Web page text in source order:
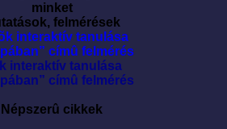
minket
felmérések
interaktív tanulása
címû felmérés
Népszerû cikkek